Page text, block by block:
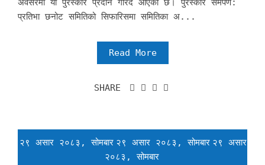
अवसरमा यो पुरस्कार प्रदान गरिँदै आएको छ। पुरस्कार समर्पण:
प्रतिभा छनोट समितिको सिफारिसमा समितिका अ...
Read More
SHARE
२९ असार २०८३, सोमबार २९ असार २०८३, सोमबार २९ असार
२०८३, सोमबार